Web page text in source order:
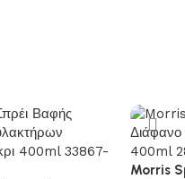
Morris